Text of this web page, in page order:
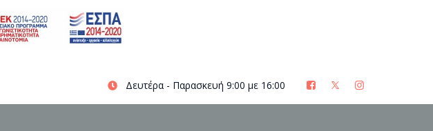
Δευτέρα - Παρασκευή 9:00 με 16:00